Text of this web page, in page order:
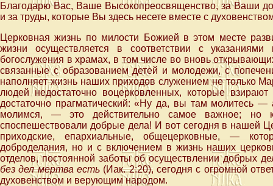
Благодарю Вас, Ваше Высокопреосвященство, за Ваши
и за труды, которые Вы здесь несете вместе с
Церковная жизнь по милости Божией в этом месте
жизни осуществляется в соответствии с
богослужения в храмах, в том числе во вновь
связанные с образованием детей и молодежи, с
наполняет жизнь наших приходов служением не только
людей недостаточно воцерковленных, которые
достаточно прагматический: «Ну да, вы там молитесь
молимся, — это действительно самое важное; но
споспешествовали добрые дела! И вот сегодня в нашей
приходские, епархиальные, общецерковные, —
доброделания, но и с включением в жизнь наших
отделов, постоянной заботы об осуществлении добрых
без дел мертва есть (Иак. 2:20), сегодня с огромной
духовенством и верующим народом.